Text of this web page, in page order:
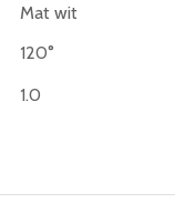
Mat wit
120°
1.0